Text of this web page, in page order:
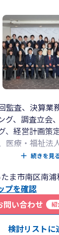
監査、決算業
グ、調査立会
、経営計画策
医療・福祉法
支援、リスク
ルタント、IT
得支援、CSR
会・労働保険
務顧問など、
整えておりま
続きを見
ま市南区南
プを確認
問い合わせ
紹
検討リストに